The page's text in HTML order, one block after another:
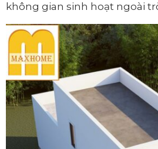
không gian sinh hoạt ngoài